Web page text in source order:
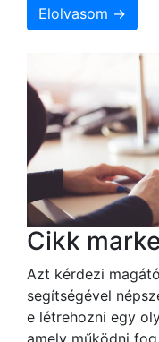
Elolvasom →
Cikk
Azt kérdezi
segítségével
e létrehozni egy
amely működni